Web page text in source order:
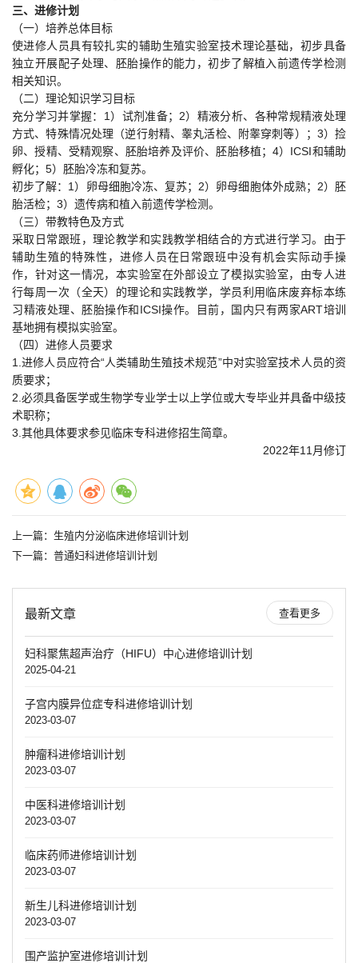
三、进修计划
（一）培养总体目标
使进修人员具有较扎实的辅助生殖实验室技术理论基础，初步具备
独立开展配子处理、胚胎操作的能力，初步了解植入前遗传学检测
相关知识。
（二）理论知识学习目标
充分学习并掌握：1）试剂准备；2）精液分析、各种常规精液处理
方式、特殊情况处理（逆行射精、睾丸活检、附睾穿刺等）；3）捡
卵、授精、受精观察、胚胎培养及评价、胚胎移植；4）ICSI和辅助
孵化；5）胚胎冷冻和复苏。
初步了解：1）卵母细胞冷冻、复苏；2）卵母细胞体外成熟；2）胚
胎活检；3）遗传病和植入前遗传学检测。
（三）带教特色及方式
采取日常跟班，理论教学和实践教学相结合的方式进行学习。由于
辅助生殖的特殊性，进修人员在日常跟班中没有机会实际动手操
作，针对这一情况，本实验室在外部设立了模拟实验室，由专人进
行每周一次（全天）的理论和实践教学，学员利用临床废弃标本练
习精液处理、胚胎操作和ICSI操作。目前，国内只有两家ART培训
基地拥有模拟实验室。
（四）进修人员要求
1.进修人员应符合“人类辅助生殖技术规范”中对实验室技术人员的资
质要求；
2.必须具备医学或生物学专业学士以上学位或大专毕业并具备中级技
术职称；
3.其他具体要求参见临床专科进修招生简章。
2022年11月修订
上一篇： 生殖内分泌临床进修培训计划
下一篇： 普通妇科进修培训计划
最新文章 查看更多
妇科聚焦超声治疗（HIFU）中心进修培训计划
2025-04-21
子宫内膜异位症专科进修培训计划
2023-03-07
肿瘤科进修培训计划
2023-03-07
中医科进修培训计划
2023-03-07
临床药师进修培训计划
2023-03-07
新生儿科进修培训计划
2023-03-07
围产监护室进修培训计划